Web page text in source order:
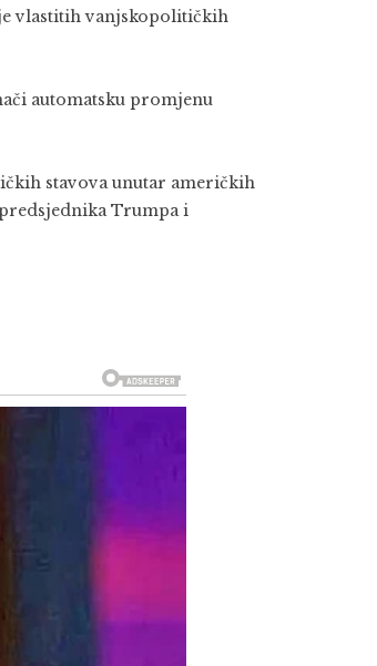
vlastitih vanjskopolitičkih
automatsku promjenu
stavova unutar američkih
Trumpa i